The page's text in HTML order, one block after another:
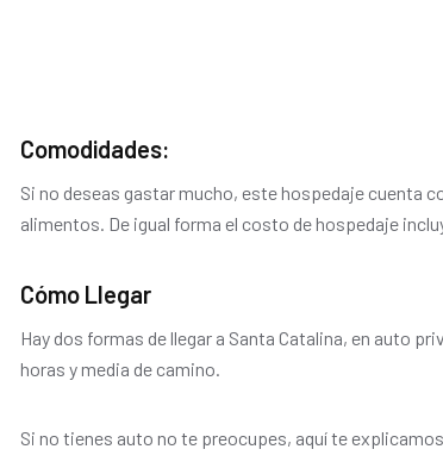
Comodidades:
Si no deseas gastar mucho, este hospedaje cuenta
alimentos. De igual forma el costo de hospedaje
Cómo Llegar
Hay dos formas de llegar a Santa Catalina, en auto
horas y media de camino.
Si no tienes auto no te preocupes, aquí te